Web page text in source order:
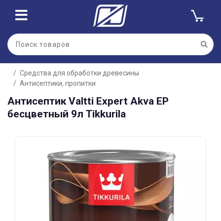
Средства для обработки древесины
Антисептики, пропитки
Антисептик Valtti Expert Akva EP
бесцветный 9л Tikkurila
Для клиентов всех банков
Разбейте
оплатуна части
без переплат
График платежей